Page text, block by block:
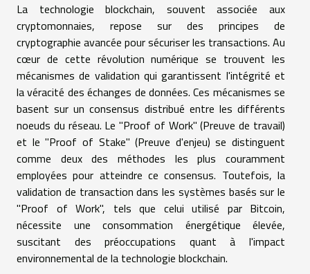
La technologie blockchain, souvent associée aux
cryptomonnaies, repose sur des principes de
cryptographie avancée pour sécuriser les transactions. Au
cœur de cette révolution numérique se trouvent les
mécanismes de validation qui garantissent l'intégrité et
la véracité des échanges de données. Ces mécanismes se
basent sur un consensus distribué entre les différents
noeuds du réseau. Le "Proof of Work" (Preuve de travail)
et le "Proof of Stake" (Preuve d'enjeu) se distinguent
comme deux des méthodes les plus couramment
employées pour atteindre ce consensus. Toutefois, la
validation de transaction dans les systèmes basés sur le
"Proof of Work", tels que celui utilisé par Bitcoin,
nécessite une consommation énergétique élevée,
suscitant des préoccupations quant à l'impact
environnemental de la technologie blockchain.